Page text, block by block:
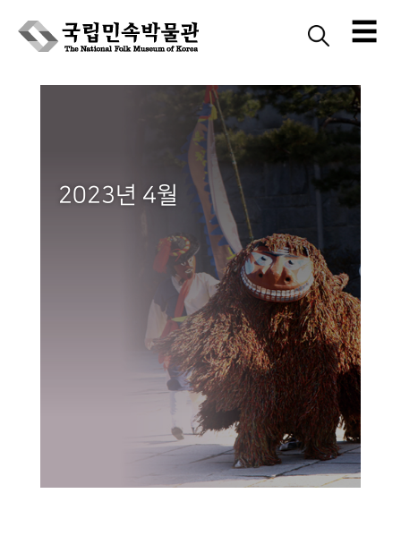
☰
Skip
2023년 4월